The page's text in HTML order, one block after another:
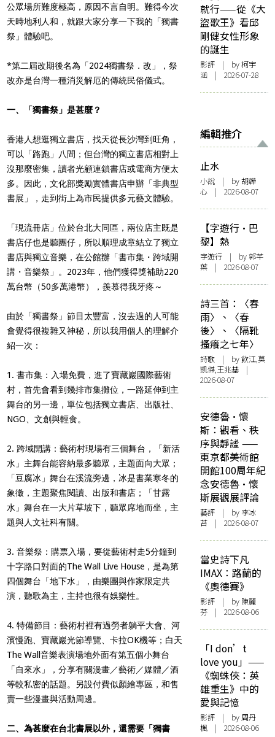
公眾場所難度極高，原因不言自明。難得今次
天時地利人和，就跟大家分享一下我的「獨書
祭」體驗吧。
*第二屆改期後名為「2024獨書祭．改」，祭
改亦是台灣一種消災解厄的傳統民俗儀式。
一、「獨書祭」是甚麼？
香港人想逛獨立書店，找天從長沙灣到旺角，
可以「路跑」八間；但台灣的獨立書店相對上
沒那麼密集，讀者光顧連鎖書店或電商方便太
多。因此，文化部獎勵實體書店申辦「非典型
書展」，走到街上為市民提供多元藝文體驗。
「現流冊店」位於台北大同區，兩位店主既是
書店仔也是聽團仔，所以順理成章結立了獨立
書店與獨立音樂，在公館辦「書市集・跨域開
講・音樂祭」。2023年，他們獲得獎補助220
萬台幣（50多萬港幣），羨慕得我牙疼～
由於「獨書祭」節目太豐富，沒去過的人可能
會覺得很複雜又神秘，所以我用個人的理解介
紹一次：
1. 書市集：入場免費，進了寶藏巖國際藝術
村，首先會看到幾排市集攤位，一路延伸到主
舞台的另一邊，單位包括獨立書店、出版社、
NGO、文創與輕食。
2. 跨域開講：藝術村現場有三個舞台，「新活
水」主舞台能容納最多聽眾，主題面向大眾；
「豆腐冰」舞台在溪流旁邊，冰是書業寒冬的
象徵，主題聚焦閱讀、出版和書店；「甘露
水」舞台在一大片草坡下，聽眾席地而坐，主
題與人文社科有關。
3. 音樂祭：購票入場，要從藝術村走5分鐘到
十字路口對面的The Wall Live House，是為第
四個舞台「地下水」，由樂團與作家限定共
演，聽歌為主，主持也很有娛樂性。
4. 特備節目：藝術村裡有過勞者躺平大會、河
濱慢跑、寶藏巖光節導覽、卡拉OK機等；白天
The Wall音樂表演場地外面有第五個小舞台
「自來水」，分享有關漫畫／藝術／媒體／酒
等較私密的話題。另設付費似顏繪專區，和售
賣一些漫畫與活動周邊。
二、為甚麼在台北書展以外，還需要「獨書
就行——從《大
盜歌王》看邱
剛健女性形象
的誕生
影評 | by 柯宇
涵 | 2026-07-28
編輯推介
止水
小說 | by 胡韡
心 | 2026-08-07
【字遊行·巴
黎】熱
字遊行 | by 郭芊
葉 | 2026-08-07
詩三首：〈春
雨〉、〈春
後〉、〈隔靴
搔癢之七年〉
詩歌 | by 飲江,莫
凱傑,王兆基 |
2026-08-07
安德魯·懷
斯：觀看、秩
序與靜謐 ——
東京都美術館
開館100周年紀
念安德魯·懷
斯展觀展評論
藝評 | by 李冰
苔 | 2026-08-07
當史詩下凡
IMAX：路蘭的
《奧德賽》
影評 | by 陳麗
芬 | 2026-08-06
「I don’t
love you」——
《蜘蛛俠：英
雄重生》中的
愛與記憶
影評 | by周丹
楓 | 2026-08-06